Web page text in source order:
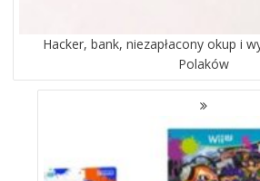
Hacker, bank, niezapłacony okup i
Polaków